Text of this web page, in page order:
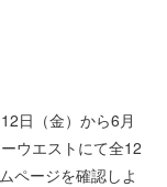
日（金）から6月
ウエストにて全12
ページを確認しよ